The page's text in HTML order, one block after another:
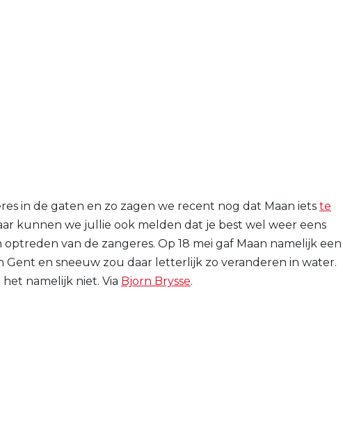
in de gaten en zo zagen we recent nog dat Maan iets te
kunnen we jullie ook melden dat je best wel weer eens
van de zangeres. Op 18 mei gaf Maan namelijk een
en sneeuw zou daar letterlijk zo veranderen in water.
namelijk niet. Via Bjorn Brysse.